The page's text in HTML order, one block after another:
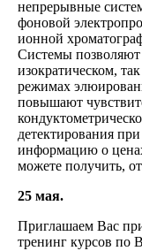
непрерывные
фоновой
ионной
Системы позволяют
изократическом,
режимах
повышают
детектирования
информацию о
можете получить,
25 мая.
Приглашаем Вас
тренинг курсов